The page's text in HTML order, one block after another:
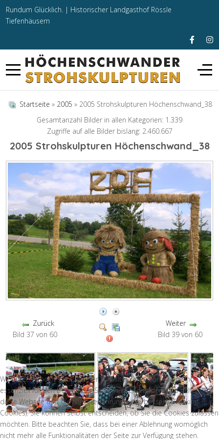
Rundum Glücklich. | Historischer Landgasthof Rössle
Tiefenhäusern
Startseite » 2005 » 2005 Strohskulpturen Höchenschwand_38
Gesamtanzahl Bilder in allen Kategorien: 1.339
Zugriffe auf alle Bilder bislang: 2.460.667
2005 Strohskulpturen Höchenschwand_38
Zurück
Bild 37 von 60
Weiter
Bild 39 von 60
Wir nutzen Cookies auf unserer Website. Einige von ihnen sind
essenziell für den Betrieb der Seite, während andere uns helfen,
diese Website und die Nutzererfahrung zu verbessern (Tracking
Cookies). Sie können selbst entscheiden, ob Sie die Cookies zulassen
möchten. Bitte beachten Sie, dass bei einer Ablehnung womöglich
nicht mehr alle Funktionalitäten der Seite zur Verfügung stehen.